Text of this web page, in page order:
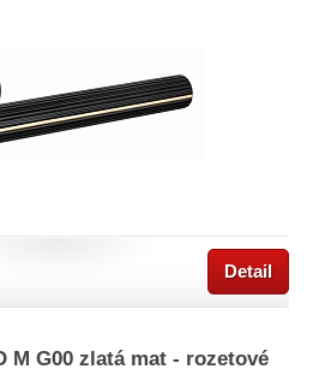
Detail
M G00 zlatá mat - rozetové